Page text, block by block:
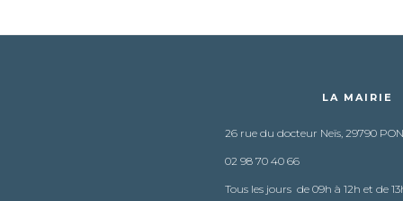
LA MAIRIE
26 rue du docteur Neïs, 29790
02 98 70 40 66
Tous les jours de 09h à 12h et de